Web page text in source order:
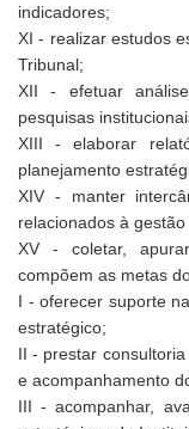
indicadores;
XI - realizar estudos
Tribunal;
XII - efetuar
pesquisas
XIII - elaborar
planejamento
XIV - manter
relacionados à
XV - coletar,
compõem as metas
I - oferecer suporte
estratégico;
II - prestar
e acompanhamento
III - acompanhar,